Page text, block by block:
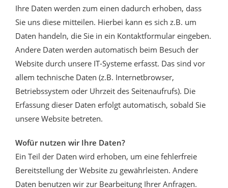
Ihre Daten werden zum einen dadurch erhoben, dass
Sie uns diese mitteilen. Hierbei kann es sich z.B. um
Daten handeln, die Sie in ein Kontaktformular eingeben.
Andere Daten werden automatisch beim Besuch der
Website durch unsere IT-Systeme erfasst. Das sind vor
allem technische Daten (z.B. Internetbrowser,
Betriebssystem oder Uhrzeit des Seitenaufrufs). Die
Erfassung dieser Daten erfolgt automatisch, sobald Sie
unsere Website betreten.
Wofür nutzen wir Ihre Daten?
Ein Teil der Daten wird erhoben, um eine fehlerfreie
Bereitstellung der Website zu gewährleisten. Andere
Daten benutzen wir zur Bearbeitung Ihrer Anfragen.